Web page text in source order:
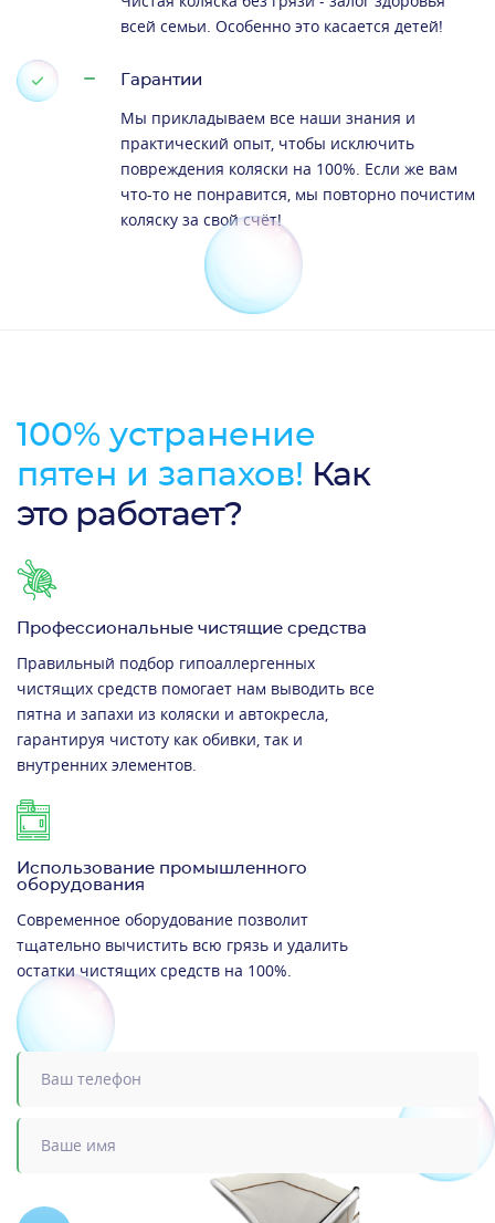
всей семьи. Особенно это касается детей!
Гарантии
Мы прикладываем все наши знания и
практический опыт, чтобы исключить
повреждения коляски на 100%. Если же вам
что-то не понравится, мы повторно почистим
коляску за свой счёт!
100% устранение
пятен и запахов! Как
это работает?
Профессиональные чистящие средства
Правильный подбор гипоаллергенных
чистящих средств помогает нам выводить все
пятна и запахи из коляски и автокресла,
гарантируя чистоту как обивки, так и
внутренних элементов.
Использование промышленного
оборудования
Современное оборудование позволит
тщательно вычистить всю грязь и удалить
остатки чистящих средств на 100%.